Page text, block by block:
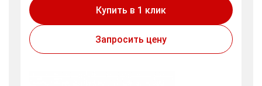
Купить в 1 клик
Запросить цену